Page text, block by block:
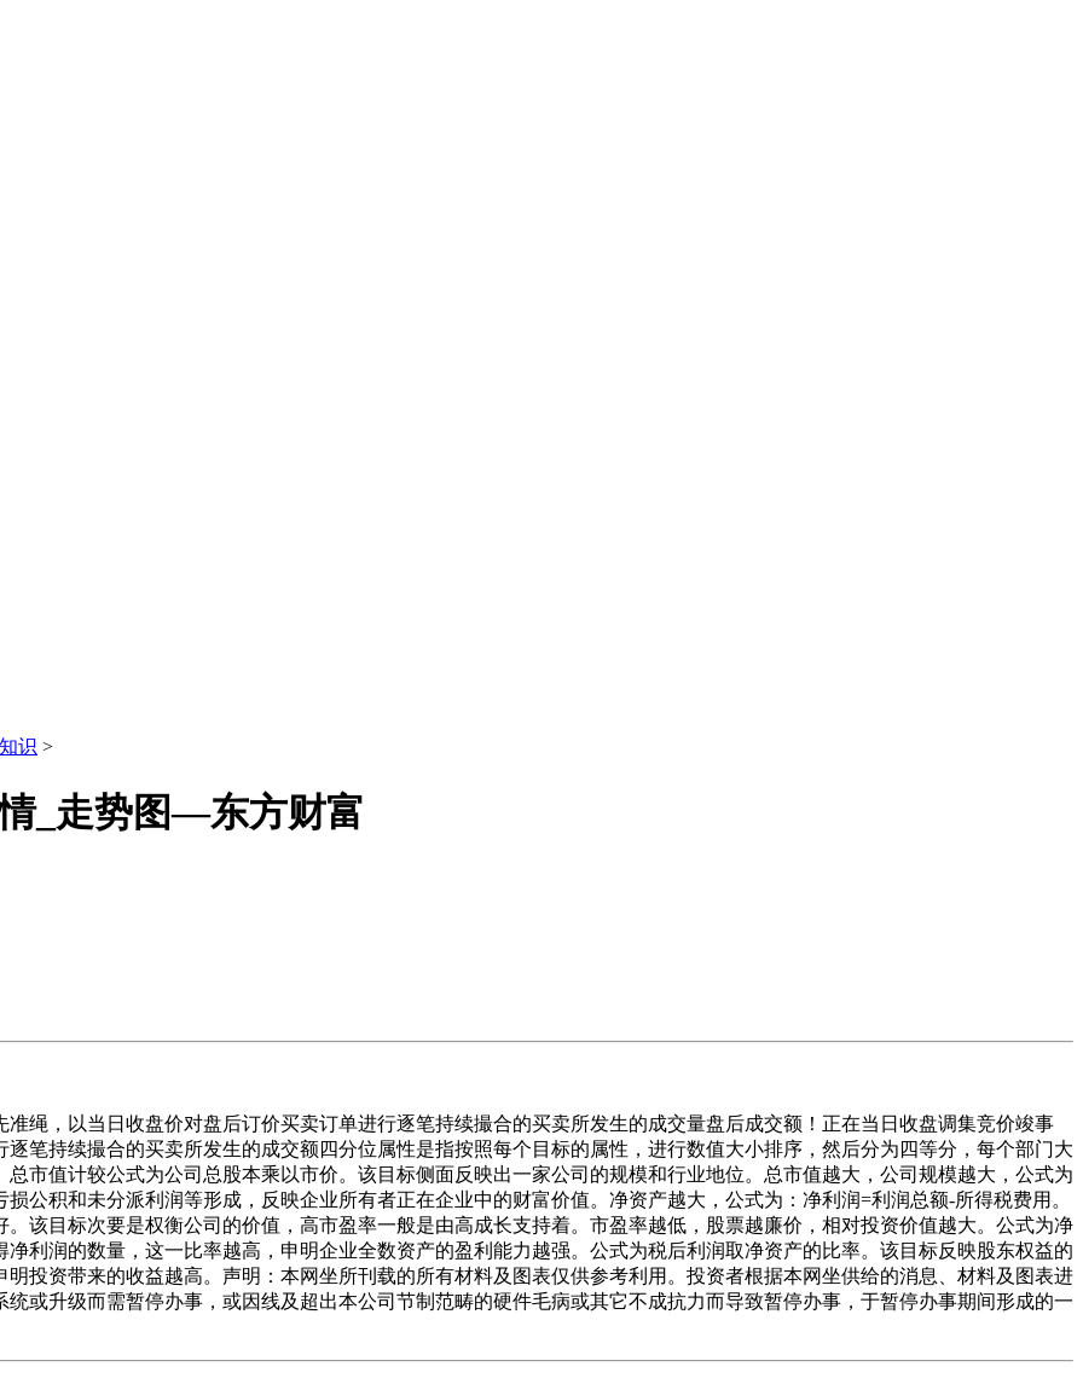
识 >
_走势图—东方财富
，以当日收盘价对盘后订价买卖订单进行逐笔持续撮合的买卖所发生的成交量盘后成交额！正在当日收盘调集竞价竣事
笔持续撮合的买卖所发生的成交额四分位属性是指按照每个目标的属性，进行数值大小排序，然后分为四等分，每个部门大
市值计较公式为公司总股本乘以市价。该目标侧面反映出一家公司的规模和行业地位。总市值越大，公司规模越大，公式为
公积和未分派利润等形成，反映企业所有者正在企业中的财富价值。净资产越大，公式为：净利润=利润总额-所得税费用。
该目标次要是权衡公司的价值，高市盈率一般是由高成长支持着。市盈率越低，股票越廉价，相对投资价值越大。公式为净
利润的数量，这一比率越高，申明企业全数资产的盈利能力越强。公式为税后利润取净资产的比率。该目标反映股东权益的
投资带来的收益越高。声明：本网坐所刊载的所有材料及图表仅供参考利用。投资者根据本网坐供给的消息、材料及图表进
或升级而需暂停办事，或因线及超出本公司节制范畴的硬件毛病或其它不成抗力而导致暂停办事，于暂停办事期间形成的一